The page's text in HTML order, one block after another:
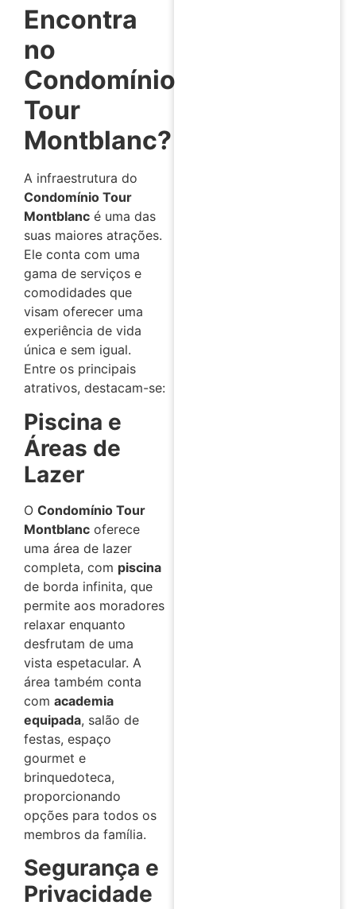
Encontra
no
Condomínio
Tour
Montblanc?
A infraestrutura do
Condomínio Tour
Montblanc é uma das
suas maiores atrações.
Ele conta com uma
gama de serviços e
comodidades que
visam oferecer uma
experiência de vida
única e sem igual.
Entre os principais
atrativos, destacam-se:
Piscina e
Áreas de
Lazer
O Condomínio Tour
Montblanc oferece
uma área de lazer
completa, com piscina
de borda infinita, que
permite aos moradores
relaxar enquanto
desfrutam de uma
vista espetacular. A
área também conta
com academia
equipada, salão de
festas, espaço
gourmet e
brinquedoteca,
proporcionando
opções para todos os
membros da família.
Segurança e
Privacidade